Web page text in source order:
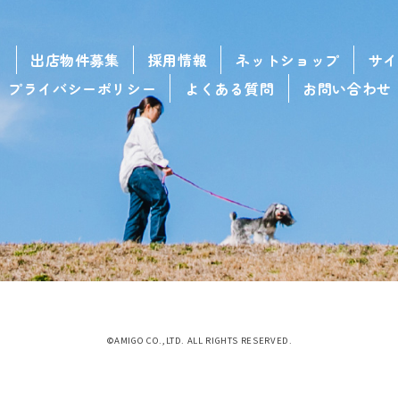
出店物件募集 採用情報 ネットショップ
サ
プライバシーポリシー
よくある質問 お問い合わせ
©AMIGO CO.,LTD. ALL RIGHTS RESERVED.